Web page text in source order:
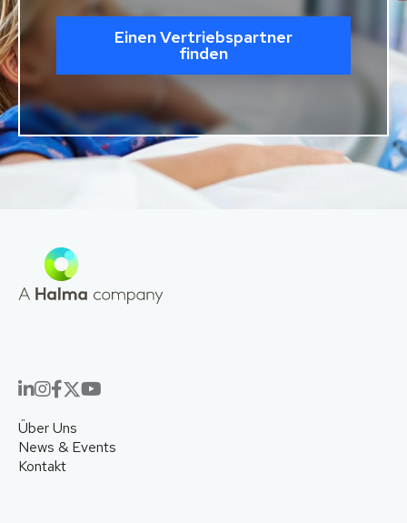
Einen Vertriebspartner
finden
Über Uns
News & Events
Kontakt